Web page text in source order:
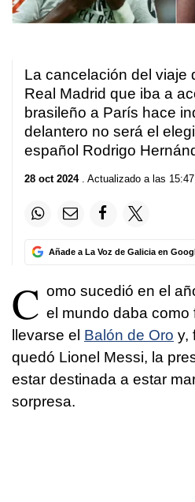
La cancelación del viaje
Real Madrid que iba a
brasileño a París hace
delantero no será el
español Rodrigo
28 oct 2024. Actualizado a las 15:47
Añade a La Voz de Galicia en
C omo sucedió en el
el mundo daba como
llevarse el Balón de Oro y,
quedó Lionel Messi, la
estar destinada a estar
sorpresa.